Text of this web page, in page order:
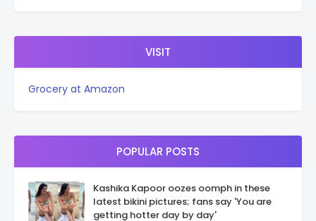
VISIT
Grocery at Amazon
POPULAR POSTS
Kashika Kapoor oozes oomph in these
latest bikini pictures; fans say 'You are
getting hotter day by day'